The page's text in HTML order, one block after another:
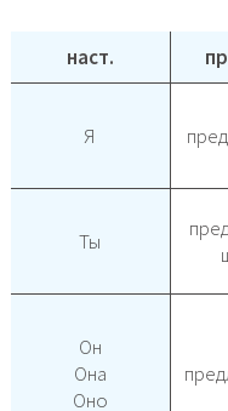
наст.
Я
Ты
Он
Она
Оно